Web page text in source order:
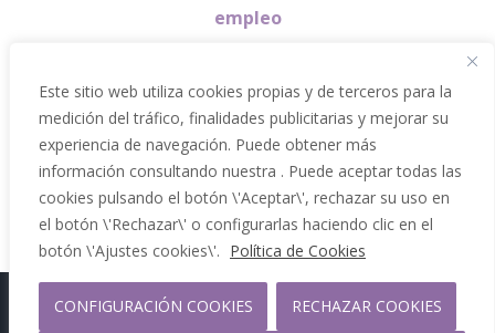
Este sitio web utiliza cookies propias y de terceros para la
medición del tráfico, finalidades publicitarias y mejorar su
experiencia de navegación. Puede obtener más
información consultando nuestra . Puede aceptar todas las
cookies pulsando el botón \'Aceptar\', rechazar su uso en
el botón \'Rechazar\' o configurarlas haciendo clic en el
botón \'Ajustes cookies\'. Política de Cookies
CONFIGURACIÓN COOKIES RECHAZAR COOKIES
empleo
Copyright 2012 - 2026 |